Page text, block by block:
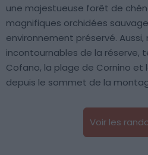
une majestueuse forêt de
magnifiques orchidées
environnement préservé.
incontournables de la réserve,
Cofano, la plage de Cornino et
depuis le sommet de la
Voir les